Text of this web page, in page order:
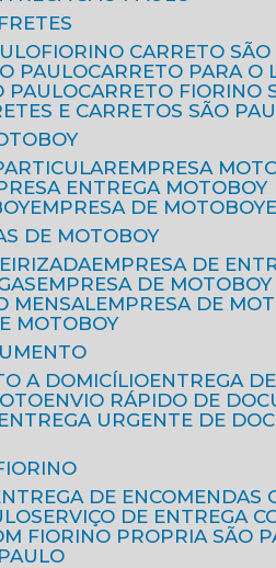
FIORINO CARRETO
PAULO
CARRETO PARA O
PAULO
CARRETO FIORINO
E CARRETOS SÃO
EMPRESA
ENTREGA MOTOBOY
EMPRESA DE MOTOBOY
DE MOTOBOY
EMPRESA DE
EMPRESA DE
MENSAL
EMPRESA DE
MOTOBOY
A DOMICÍLIO
ENTREGA
ENVIO RÁPIDO DE
ENTREGA URGENTE DE
ENTREGA DE
SERVIÇO DE ENTREGA
FIORINO PROPRIA SÃO